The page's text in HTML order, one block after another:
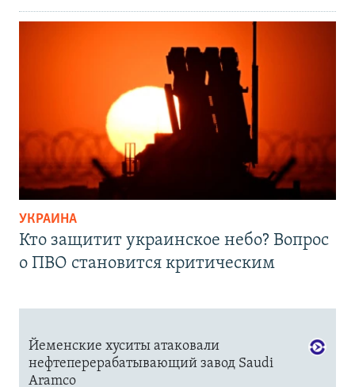
УКРАИНА
Кто защитит украинское небо? Вопрос
о ПВО становится критическим